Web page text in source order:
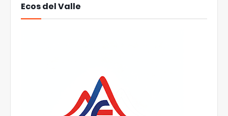
Ecos del Valle